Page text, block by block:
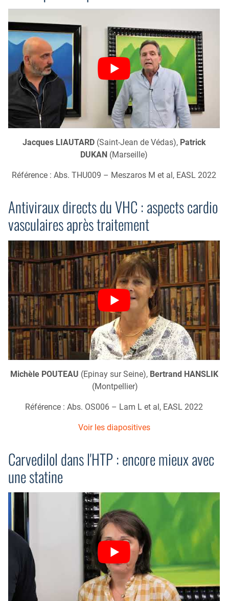
Jacques LIAUTARD(Saint-Jean de Védas), Patrick
DUKAN (Marseille)
Référence : Abs. THU009 – Meszaros M et al, EASL 2022
Antiviraux directs du VHC : aspects cardio
vasculaires après traitement
Michèle POUTEAU (Epinay sur Seine), Bertrand HANSLIK
(Montpellier)
Référence : Abs. OS006 – Lam L et al, EASL 2022
Voir les diapositives
Carvedilol dans l'HTP : encore mieux avec
une statine